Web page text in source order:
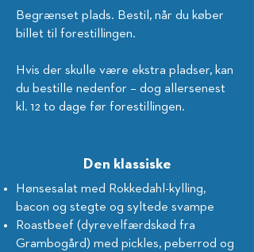
Begrænset plads. Bestil, når du køber
billet til forestillingen.
Hvis der skulle være ekstra pladser, kan
du bestille nedenfor – dog allersenest
kl. 12 to dage før forestillingen.
Den klassiske
Hønsesalat med Rokkedahl-kylling,
bacon og stegte og syltede svampe
Roastbeef (dyrevelfærdskød fra
Grambogård) med pickles, peberrod og